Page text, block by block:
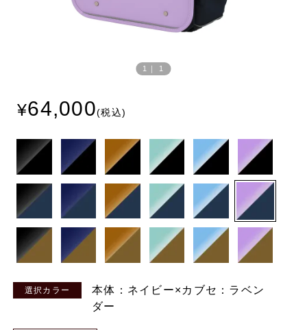
1 1
64,000
本体：ネイビー×カブセ：ラベン
ダー